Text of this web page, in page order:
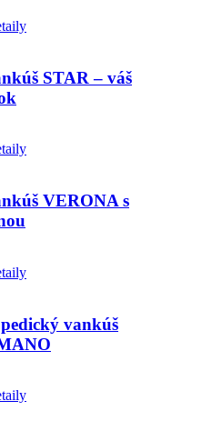
STAR – váš
VERONA s
vankúš